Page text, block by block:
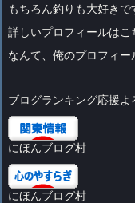
もちろん釣りも大好きで
詳しいプロフィールはこ
なんて、俺のプロフィー
ブログランキング応援よ
にほんブログ村
にほんブログ村